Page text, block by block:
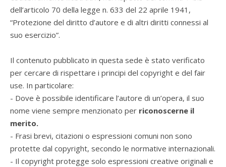
dell’articolo 70 della legge n. 633 del 22 aprile 1941,
“Protezione del diritto d’autore e di altri diritti connessi al
suo esercizio”.
Il contenuto pubblicato in questa sede è stato verificato
per cercare di rispettare i principi del copyright e del fair
use. In particolare:
- Dove è possibile identificare l’autore di un’opera, il suo
nome viene sempre menzionato per riconoscerne il
merito.
- Frasi brevi, citazioni o espressioni comuni non sono
protette dal copyright, secondo le normative internazionali.
- Il copyright protegge solo espressioni creative originali e